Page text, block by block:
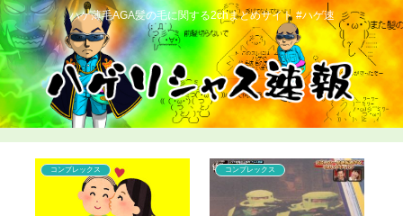
ハゲ薄毛AGA髪の毛に関する2chまとめサイト #ハゲ速
コンプレックス コンプレックス